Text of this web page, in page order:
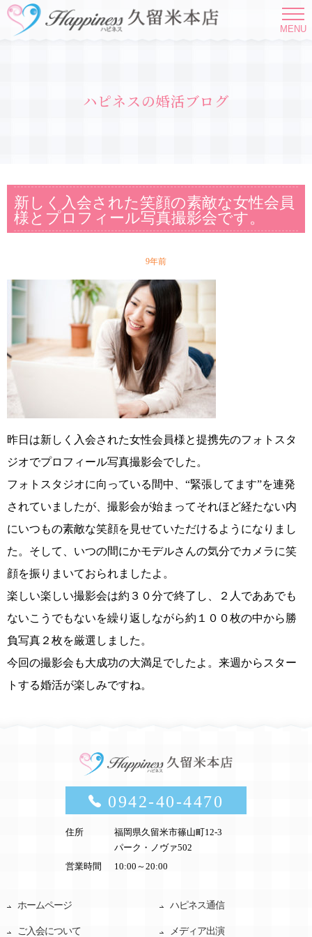
MENU
ハピネスの婚活ブログ
新しく入会された笑顔の素敵な女性会員
様とプロフィール写真撮影会です。
9年前
昨日は新しく入会された女性会員様と提携先のフォトスタ
ジオでプロフィール写真撮影会でした。
フォトスタジオに向っている間中、“緊張してます”を連発
されていましたが、撮影会が始まってそれほど経たない内
にいつもの素敵な笑顔を見せていただけるようになりまし
た。そして、いつの間にかモデルさんの気分でカメラに笑
顔を振りまいておられましたよ。
楽しい楽しい撮影会は約３０分で終了し、２人でああでも
ないこうでもないを繰り返しながら約１００枚の中から勝
負写真２枚を厳選しました。
今回の撮影会も大成功の大満足でしたよ。来週からスター
トする婚活が楽しみですね。
0942-40-4470
住所
福岡県久留米市篠山町12-3
パーク・ノヴァ502
営業時間
10:00～20:00
ホームページ
ご入会について
ハピネス通信
メディア出演